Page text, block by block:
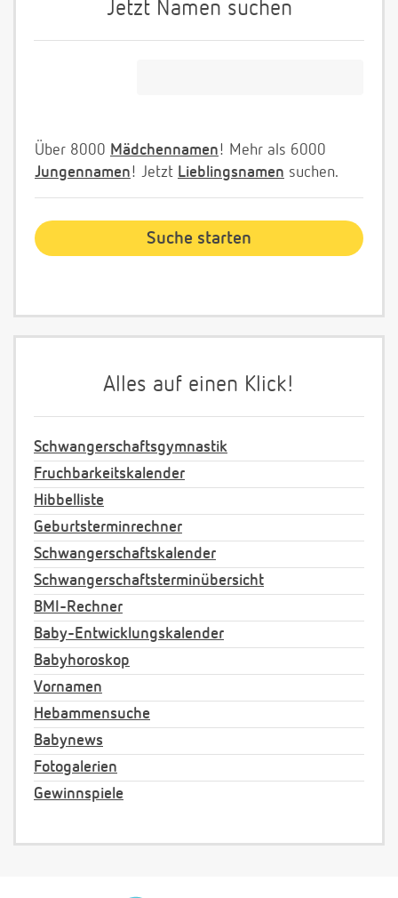
Jetzt Namen suchen
Über 8000 Mädchennamen! Mehr als 6000
Jungennamen! Jetzt Lieblingsnamen suchen.
Alles auf einen Klick!
Schwangerschaftsgymnastik
Fruchbarkeitskalender
Hibbelliste
Geburtsterminrechner
Schwangerschaftskalender
Schwangerschaftsterminübersicht
BMI-Rechner
Baby-Entwicklungskalender
Babyhoroskop
Vornamen
Hebammensuche
Babynews
Fotogalerien
Gewinnspiele